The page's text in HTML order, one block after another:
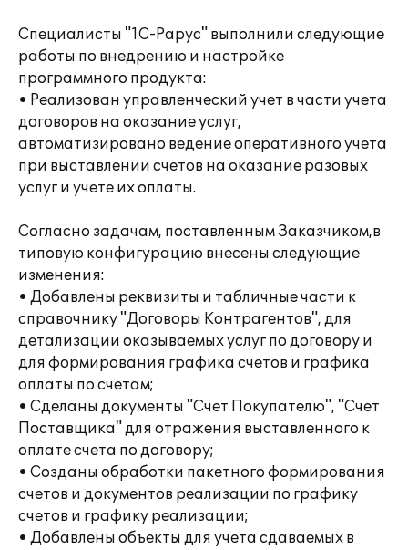
Специалисты "1С-Рарус" выполнили следующие
работы по внедрению и настройке
программного продукта:
• Реализован управленческий учет в части учета
договоров на оказание услуг,
автоматизировано ведение оперативного учета
при выставлении счетов на оказание разовых
услуг и учете их оплаты.
Согласно задачам, поставленным Заказчиком,в
типовую конфигурацию внесены следующие
изменения:
• Добавлены реквизиты и табличные части к
справочнику "Договоры Контрагентов", для
детализации оказываемых услуг по договору и
для формирования графика счетов и графика
оплаты по счетам;
• Сделаны документы "Счет Покупателю", "Счет
Поставщика" для отражения выставленного к
оплате счета по договору;
• Созданы обработки пакетного формирования
счетов и документов реализации по графику
счетов и графику реализации;
• Добавлены объекты для учета сдаваемых в